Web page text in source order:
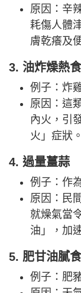
原因：辛
耗傷人體
膚乾癢及
3. 油炸燥熱
例子：炸
原因：這
內火，引
火」症狀。
4. 過量薑蒜
例子：作
原因：民
就燥氣當
油」，加
5. 肥甘油膩
例子：肥